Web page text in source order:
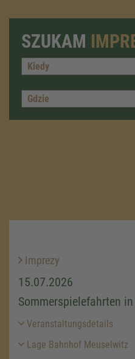
SZUKAM
Imprezy
15.07.2026
Sommerspielefahrten
Veranstaltungsdetails
Lage Bahnhof Meuselwitz